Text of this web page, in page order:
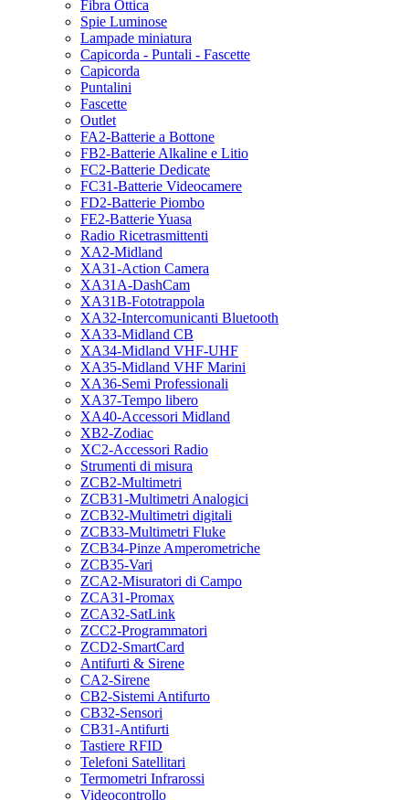
Fibra Ottica
Spie Luminose
Lampade miniatura
Capicorda - Puntali - Fascette
Capicorda
Puntalini
Fascette
Outlet
FA2-Batterie a Bottone
FB2-Batterie Alkaline e Litio
FC2-Batterie Dedicate
FC31-Batterie Videocamere
FD2-Batterie Piombo
FE2-Batterie Yuasa
Radio Ricetrasmittenti
XA2-Midland
XA31-Action Camera
XA31A-DashCam
XA31B-Fototrappola
XA32-Intercomunicanti Bluetooth
XA33-Midland CB
XA34-Midland VHF-UHF
XA35-Midland VHF Marini
XA36-Semi Professionali
XA37-Tempo libero
XA40-Accessori Midland
XB2-Zodiac
XC2-Accessori Radio
Strumenti di misura
ZCB2-Multimetri
ZCB31-Multimetri Analogici
ZCB32-Multimetri digitali
ZCB33-Multimetri Fluke
ZCB34-Pinze Amperometriche
ZCB35-Vari
ZCA2-Misuratori di Campo
ZCA31-Promax
ZCA32-SatLink
ZCC2-Programmatori
ZCD2-SmartCard
Antifurti & Sirene
CA2-Sirene
CB2-Sistemi Antifurto
CB32-Sensori
CB31-Antifurti
Tastiere RFID
Telefoni Satellitari
Termometri Infrarossi
Videocontrollo